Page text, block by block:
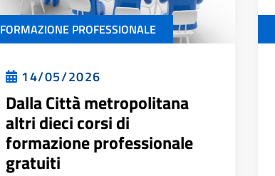
FORMAZIONE PROFESSIONALE
14/05/2026
Dalla Città metropolitana
altri dieci corsi di
formazione professionale
gratuiti